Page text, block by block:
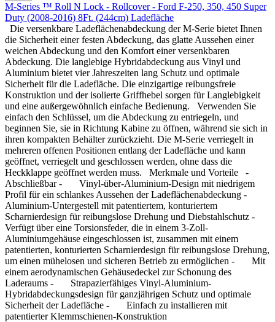
M-Series ™ Roll N Lock - Rollcover - Ford F-250, 350, 450 Super
Duty (2008-2016) 8Ft. (244cm) Ladefläche
Die versenkbare Ladeflächenabdeckung der M-Serie bietet Ihnen
die Sicherheit einer festen Abdeckung, das glatte Aussehen einer
weichen Abdeckung und den Komfort einer versenkbaren
Abdeckung. Die langlebige Hybridabdeckung aus Vinyl und
Aluminium bietet vier Jahreszeiten lang Schutz und optimale
Sicherheit für die Ladefläche. Die einzigartige reibungsfreie
Konstruktion und der isolierte Griffhebel sorgen für Langlebigkeit
und eine außergewöhnlich einfache Bedienung. Verwenden Sie
einfach den Schlüssel, um die Abdeckung zu entriegeln, und
beginnen Sie, sie in Richtung Kabine zu öffnen, während sie sich in
ihren kompakten Behälter zurückzieht. Die M-Serie verriegelt in
mehreren offenen Positionen entlang der Ladefläche und kann
geöffnet, verriegelt und geschlossen werden, ohne dass die
Heckklappe geöffnet werden muss. Merkmale und Vorteile -
Abschließbar - Vinyl-über-Aluminium-Design mit niedrigem
Profil für ein schlankes Aussehen der Ladeflächenabdeckung -
Aluminium-Untergestell mit patentiertem, konturiertem
Scharnierdesign für reibungslose Drehung und Diebstahlschutz -
Verfügt über eine Torsionsfeder, die in einem 3-Zoll-
Aluminiumgehäuse eingeschlossen ist, zusammen mit einem
patentierten, konturierten Scharnierdesign für reibungslose Drehung,
um einen mühelosen und sicheren Betrieb zu ermöglichen - Mit
einem aerodynamischen Gehäusedeckel zur Schonung des
Laderaums - Strapazierfähiges Vinyl-Aluminium-
Hybridabdeckungsdesign für ganzjährigen Schutz und optimale
Sicherheit der Ladefläche - Einfach zu installieren mit
patentierter Klemmschienen-Konstruktion